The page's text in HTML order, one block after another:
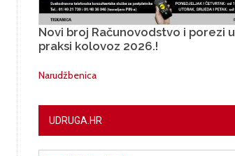
Novi broj Računovodstvo i porezi u
praksi kolovoz 2026.!
Narudžbenica
UDRUGA.HR